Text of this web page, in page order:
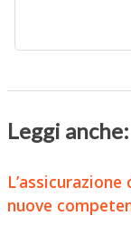
Leggi anche:
nuove